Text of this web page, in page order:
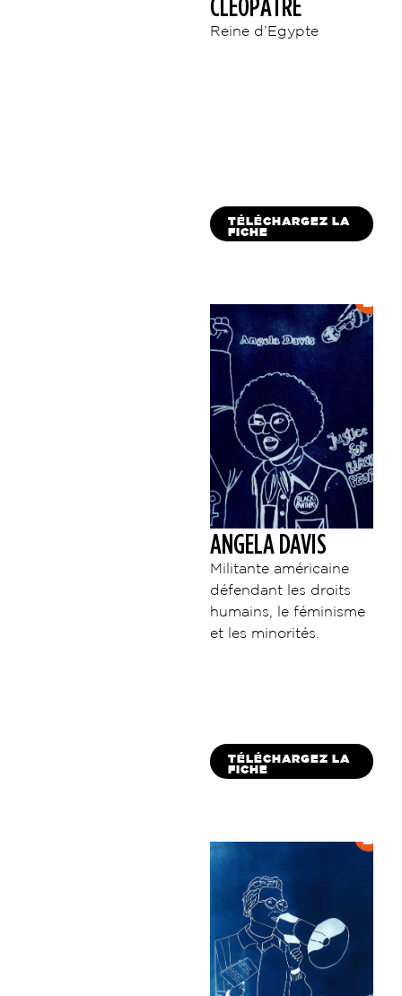
Reine d’Egypte
TÉLÉCHARGEZ LA
FICHE
ANGELA DAVIS
Militante américaine
défendant les droits
humains, le féminisme
et les minorités.
TÉLÉCHARGEZ LA
FICHE